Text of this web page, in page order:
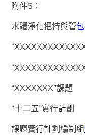
附件5：
水體淨化把持與管
“XXXXXXX”課題
“十二五”實行計劃
課題實行計劃編制組